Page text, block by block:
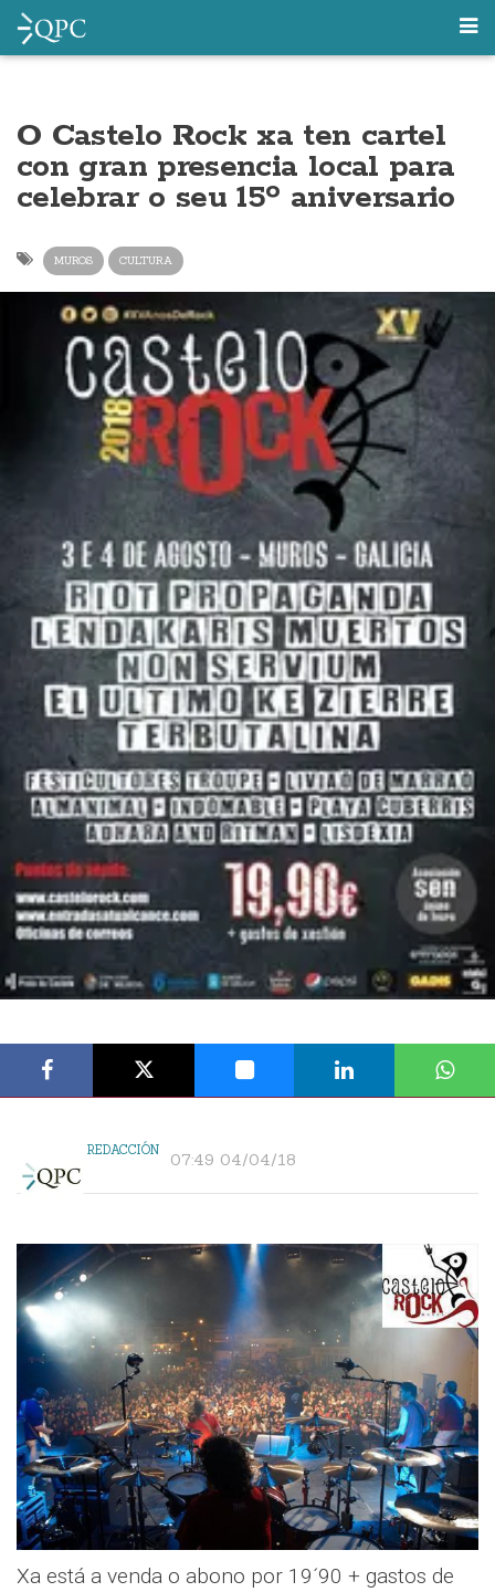
O Castelo Rock xa ten cartel
con gran presencia local para
celebrar o seu 15º aniversario
MUROS CULTURA
REDACCIÓN 07:49 04/04/18
Xa está a venda o abono por 19´90 + gastos de